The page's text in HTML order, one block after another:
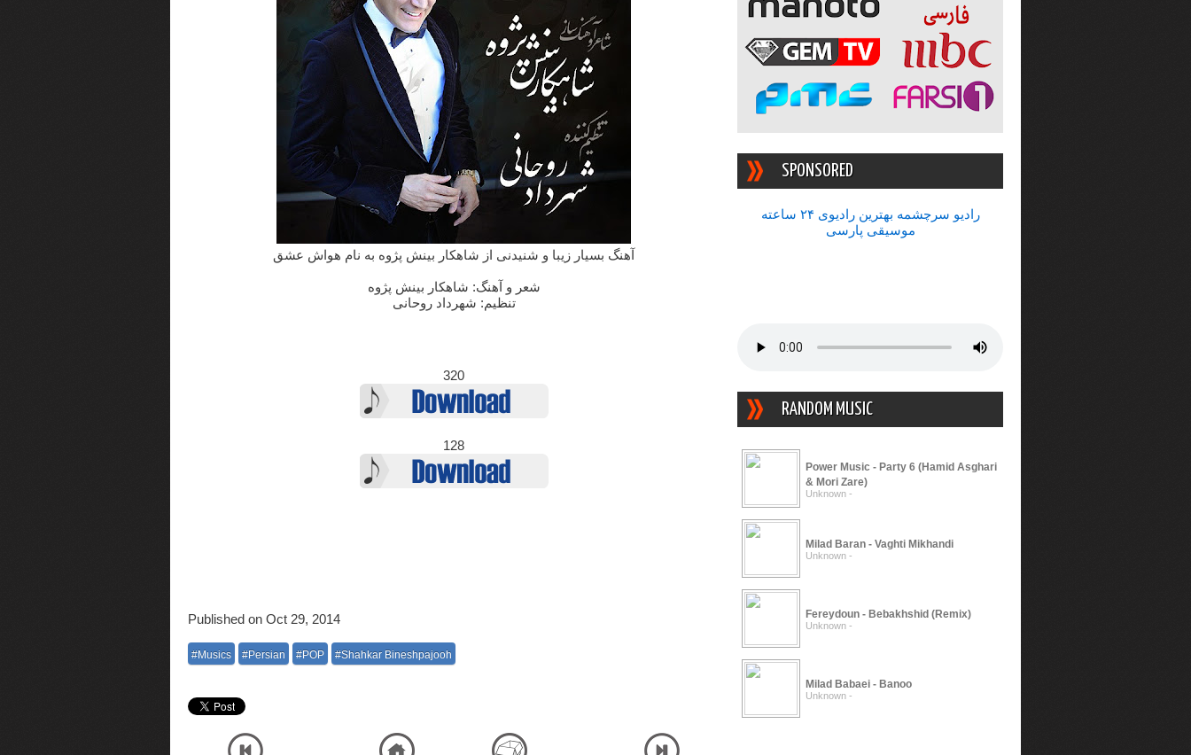
آهنگ بسیار زیبا و شنیدنی از شاهکار بینش پژوه به نام هواش عشق
شعر و آهنگ: شاهکار بینش پژوه
تنظیم: شهرداد روحانی
320
128
Published on Oct 29, 2014
#Musics #Persian #POP #Shahkar Bineshpajooh
SPONSORED
رادیو سرچشمه بهترین رادیوی ۲۴ ساعته
موسیقی پارسی
RANDOM MUSIC
Power Music - Party 6 (Hamid Asghari
& Mori Zare)
Unknown -
Milad Baran - Vaghti Mikhandi
Unknown -
Fereydoun - Bebakhshid (Remix)
Unknown -
Milad Babaei - Banoo
Unknown -